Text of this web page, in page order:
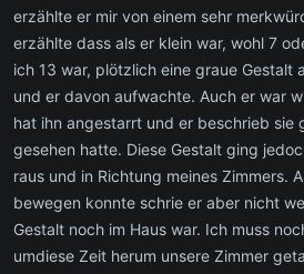
erzählte er mir von einem sehr
erzählte dass als er klein war, wohl 7
ich 13 war, plötzlich eine graue Gestalt
und er davon aufwachte. Auch er war
hat ihn angestarrt und er beschrieb sie
gesehen hatte. Diese Gestalt ging
raus und in Richtung meines Zimmers.
bewegen konnte schrie er aber nicht
Gestalt noch im Haus war. Ich muss
umdiese Zeit herum unsere Zimmer